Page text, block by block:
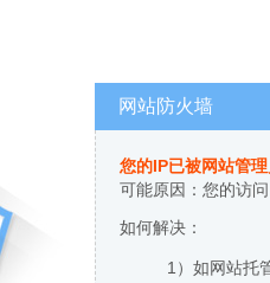
网站防火墙
您的IP已被网站管
可能原因：您的访
如何解决：
1）如网站托